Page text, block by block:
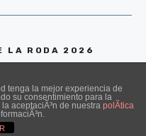
LA RODA 2026
tenga la mejor experiencia de
su consentimiento para la
aceptaciÃ³n de nuestra polÃ­tica